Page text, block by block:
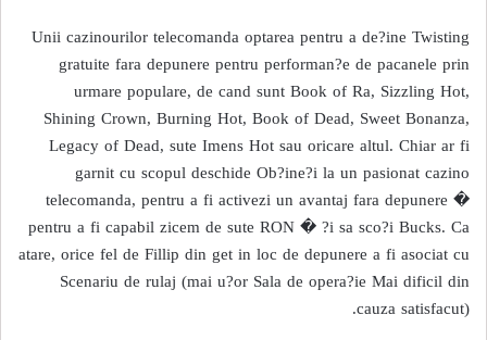
Unii cazinourilor telecomanda optarea pentru a de?ine Twisting
gratuite fara depunere pentru performan?e de pacanele prin
urmare populare, de cand sunt Book of Ra, Sizzling Hot,
Shining Crown, Burning Hot, Book of Dead, Sweet Bonanza,
Legacy of Dead, sute Imens Hot sau oricare altul. Chiar ar fi
garnit cu scopul deschide Ob?ine?i la un pasionat cazino
telecomanda, pentru a fi activezi un avantaj fara depunere �
pentru a fi capabil zicem de sute RON � ?i sa sco?i Bucks. Ca
atare, orice fel de Fillip din get in loc de depunere a fi asociat cu
Scenariu de rulaj (mai u?or Sala de opera?ie Mai dificil din
cauza satisfacut).